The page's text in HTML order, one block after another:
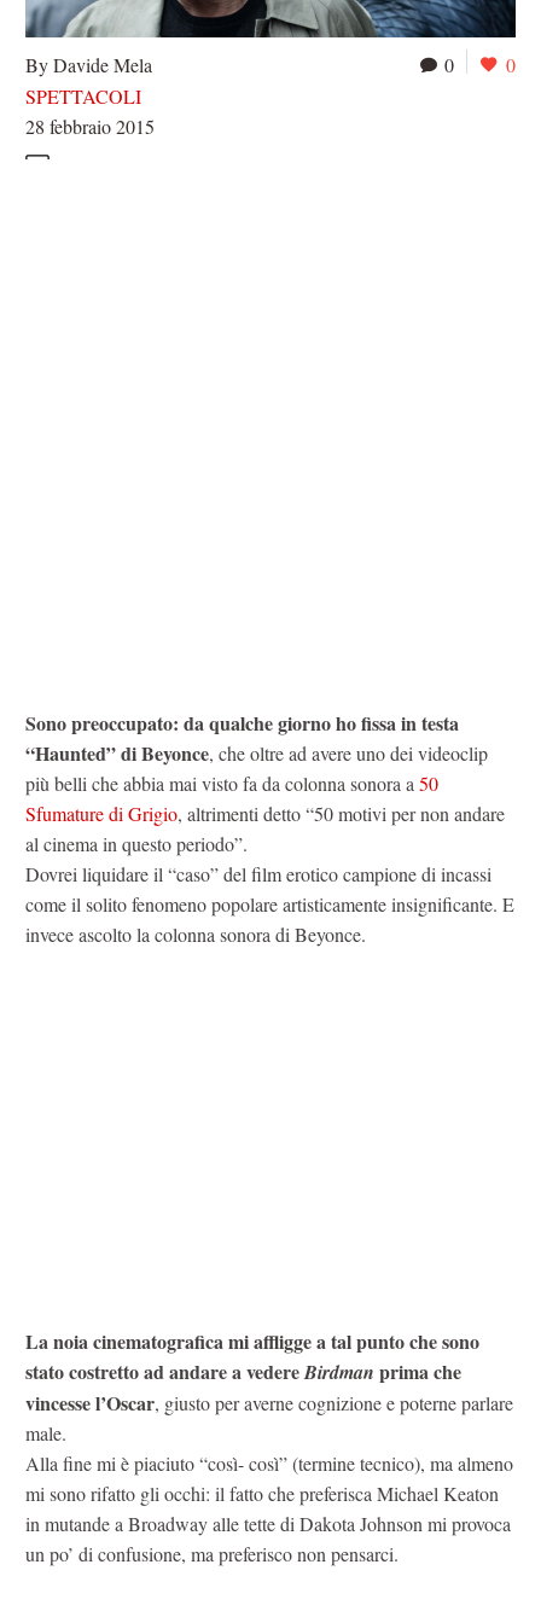
0 0
By Davide Mela
SPETTACOLI
28 febbraio 2015
Sono preoccupato: da qualche giorno ho fissa in testa
“Haunted” di Beyonce, che oltre ad avere uno dei videoclip
più belli che abbia mai visto fa da colonna sonora a50
Sfumature di Grigio, altrimenti detto “50 motivi per non andare
al cinema in questo periodo”.
Dovrei liquidare il “caso” del film erotico campione di incassi
come il solito fenomeno popolare artisticamente insignificante. E
invece ascolto la colonna sonora di Beyonce.
La noia cinematografica mi affligge a tal punto che sono
stato costretto ad andare a vedereBirdman prima che
vincesse l’Oscar, giusto per averne cognizione e poterne parlare
male.
Alla fine mi è piaciuto “così- così” (termine tecnico), ma almeno
mi sono rifatto gli occhi: il fatto che preferisca Michael Keaton
in mutande a Broadway alle tette di Dakota Johnson mi provoca
un po’ di confusione, ma preferisco non pensarci.